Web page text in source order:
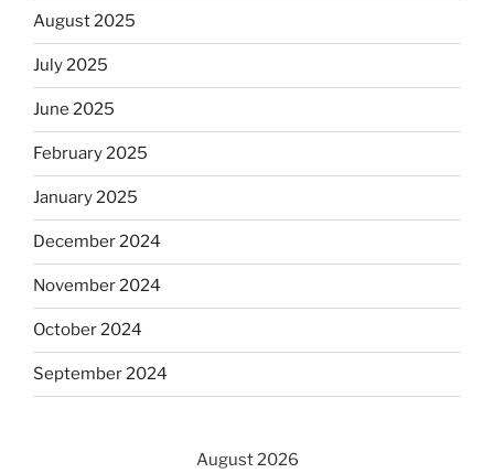
August 2025
July 2025
June 2025
February 2025
January 2025
December 2024
November 2024
October 2024
September 2024
August 2026